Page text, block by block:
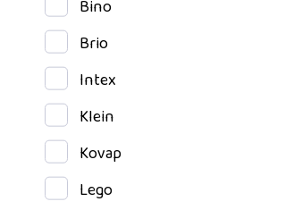
Bino
Brio
Intex
Klein
Kovap
Lego